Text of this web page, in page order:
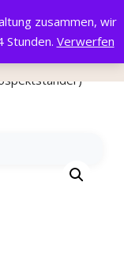
zusammen, wir
Stunden. Verwerfen